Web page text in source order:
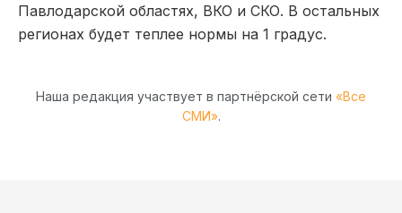
Павлодарской областях, ВКО и СКО. В остальных
регионах будет теплее нормы на 1 градус.
Наша редакция участвует в партнёрской сети «Все
СМИ».